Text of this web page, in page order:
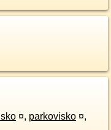
¤, parkovisko ¤,